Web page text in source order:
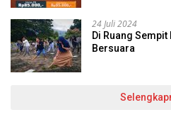
24 Juli 2024
Di Ruang
Bersuara